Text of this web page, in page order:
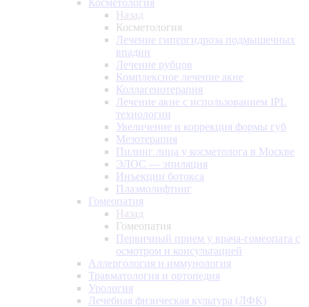
Косметология
Назад
Косметология
Лечение гипергидроза подмышечных
впадин
Лечение рубцов
Комплексное лечение акне
Коллагенотерапия
Лечение акне с использованием IPL
технологии
Увеличение и коррекция формы губ
Мезотерапия
Пилинг лица у косметолога в Москве
ЭЛОС — эпиляция
Инъекции ботокса
Плазмолифтинг
Гомеопатия
Назад
Гомеопатия
Первичный прием у врача-гомеопата с
осмотром и консультацией
Аллергология и иммунология
Травматология и ортопедия
Урология
Лечебная физическая культура (ЛФК)